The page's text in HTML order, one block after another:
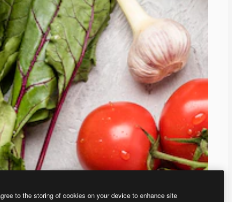
to the storing of cookies on your device to enhance site